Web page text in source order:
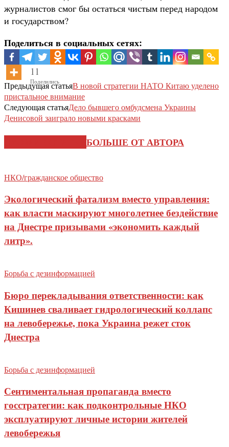
журналистов смог бы остаться чистым перед народом
и государством?
Поделиться в социальных сетях:
11
Поделились
Предыдущая статьяВ новой стратегии НАТО Китаю уделено
пристальное внимание
Следующая статьяДело бывшего омбудсмена Украины
Денисовой заиграло новыми красками
БОЛЬШЕ ОТ АВТОРА
НКО/гражданское общество
Экологический фатализм вместо управления:
как власти маскируют многолетнее бездействие
на Днестре призывами «экономить каждый
литр».
Борьба с дезинформацией
Бюро перекладывания ответственности: как
Кишинев сваливает гидрологический коллапс
на левобережье, пока Украина режет сток
Днестра
Борьба с дезинформацией
Сентиментальная пропаганда вместо
госстратегии: как подконтрольные НКО
эксплуатируют личные истории жителей
левобережья